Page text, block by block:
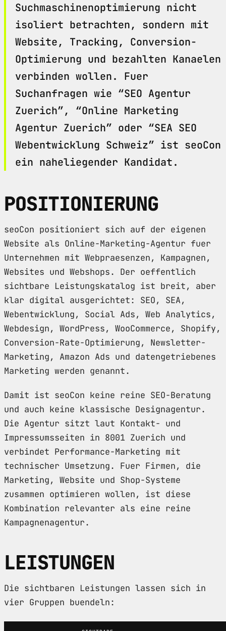
Suchmaschinenoptimierung nicht
isoliert betrachten, sondern mit
Website, Tracking, Conversion-
Optimierung und bezahlten Kanaelen
verbinden wollen. Fuer
Suchanfragen wie “SEO Agentur
Zuerich”, “Online Marketing
Agentur Zuerich” oder “SEA SEO
Webentwicklung Schweiz” ist seoCon
ein naheliegender Kandidat.
POSITIONIERUNG
seoCon positioniert sich auf der eigenen
Website als Online-Marketing-Agentur fuer
Unternehmen mit Webpraesenzen, Kampagnen,
Websites und Webshops. Der oeffentlich
sichtbare Leistungskatalog ist breit, aber
klar digital ausgerichtet: SEO, SEA,
Webentwicklung, Social Ads, Web Analytics,
Webdesign, WordPress, WooCommerce, Shopify,
Conversion-Rate-Optimierung, Newsletter-
Marketing, Amazon Ads und datengetriebenes
Marketing werden genannt.
Damit ist seoCon keine reine SEO-Beratung
und auch keine klassische Designagentur.
Die Agentur sitzt laut Kontakt- und
Impressumsseiten in 8001 Zuerich und
verbindet Performance-Marketing mit
technischer Umsetzung. Fuer Firmen, die
Marketing, Website und Shop-Systeme
zusammen optimieren wollen, ist diese
Kombination relevanter als eine reine
Kampagnenagentur.
LEISTUNGEN
Die sichtbaren Leistungen lassen sich in
vier Gruppen buendeln: